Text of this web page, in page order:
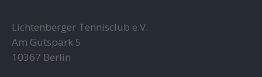
Lichtenberger Tennisclub e.V.
Am Gutspark 5
10367 Berlin